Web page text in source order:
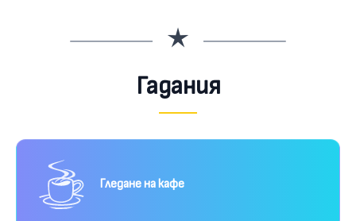
Гадания
Гледане на кафе